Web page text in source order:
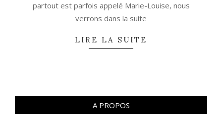
partout est parfois appelé Marie-Louise, nous
verrons dans la suite
LIRE LA SUITE
A PROPOS